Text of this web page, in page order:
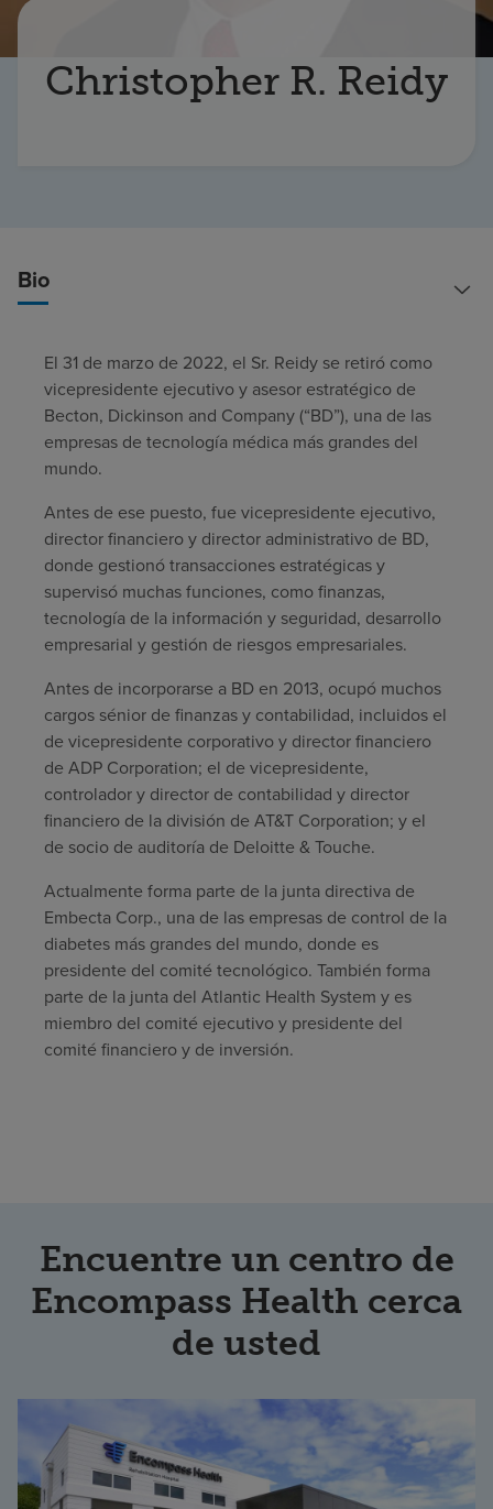
Christopher R. Reidy
Bio
El 31 de marzo de 2022, el Sr. Reidy se retiró como
vicepresidente ejecutivo y asesor estratégico de
Becton, Dickinson and Company (“BD”), una de las
empresas de tecnología médica más grandes del
mundo.
Antes de ese puesto, fue vicepresidente ejecutivo,
director financiero y director administrativo de BD,
donde gestionó transacciones estratégicas y
supervisó muchas funciones, como finanzas,
tecnología de la información y seguridad, desarrollo
empresarial y gestión de riesgos empresariales.
Antes de incorporarse a BD en 2013, ocupó muchos
cargos sénior de finanzas y contabilidad, incluidos el
de vicepresidente corporativo y director financiero
de ADP Corporation; el de vicepresidente,
controlador y director de contabilidad y director
financiero de la división de AT&T Corporation; y el
de socio de auditoría de Deloitte & Touche.
Actualmente forma parte de la junta directiva de
Embecta Corp., una de las empresas de control de la
diabetes más grandes del mundo, donde es
presidente del comité tecnológico. También forma
parte de la junta del Atlantic Health System y es
miembro del comité ejecutivo y presidente del
comité financiero y de inversión.
Encuentre un centro de
Encompass Health cerca
de usted